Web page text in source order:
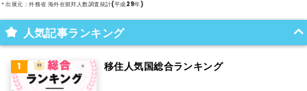
スイス
オランダ
＊出展元：外務省 海外在留邦人数調査統計(平成29年)
人気記事ランキング
移住人気国総合ランキング